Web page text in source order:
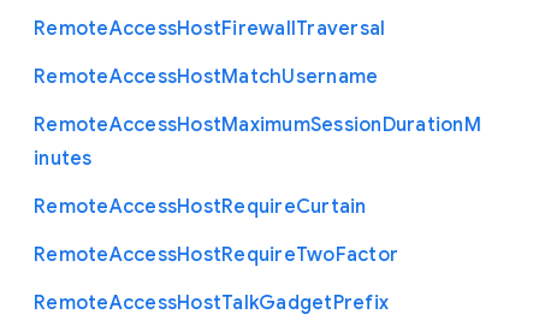
RemoteAccessHostFirewallTraversal
RemoteAccessHostMatchUsername
RemoteAccessHostMaximumSessionDurationM
inutes
RemoteAccessHostRequireCurtain
RemoteAccessHostRequireTwoFactor
RemoteAccessHostTalkGadgetPrefix